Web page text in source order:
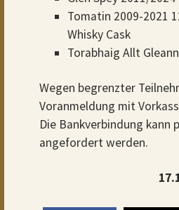
Tomatin 2009-2021
Whisky Cask
Torabhaig Allt
Wegen begrenzter
Voranmeldung mit
Die Bankverbindung kann
angefordert werden.